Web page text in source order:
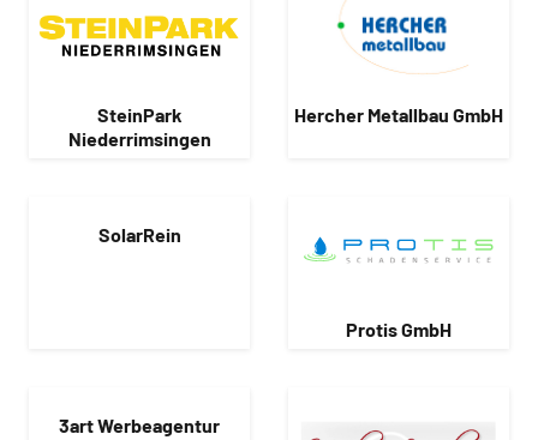
SteinPark
Niederrimsingen
Hercher Metallbau GmbH
SolarRein
Protis GmbH
3art Werbeagentur